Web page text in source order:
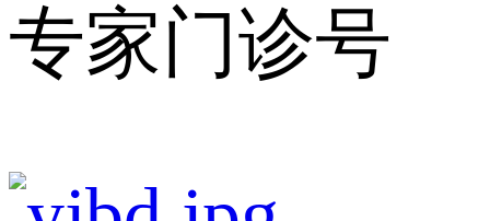
专家门诊号